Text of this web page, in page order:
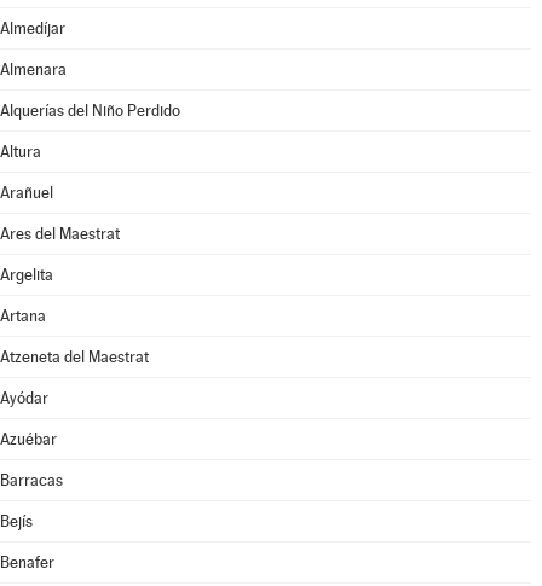
Almedíjar
Almenara
Alquerías del Niño Perdido
Altura
Arañuel
Ares del Maestrat
Argelita
Artana
Atzeneta del Maestrat
Ayódar
Azuébar
Barracas
Bejís
Benafer